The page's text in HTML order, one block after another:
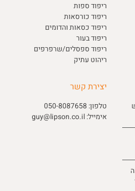
ריפוד ספות
ריפוד כורסאות
ריפוד כסאות והדומים
ריפוד בעור
ריפוד ספסלים/שרפרפים
ריהוט עתיק
יצירת קשר
טלפון: 050-8087658
אימייל:guy@lipson.co.il